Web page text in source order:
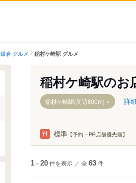
鎌倉 グルメ 稲村ケ崎駅 グルメ
稲村ケ崎駅のお
稲村ケ崎駅(周辺800m) 詳
標準【予約・PR店舗優先順】
1～20件を表示 ／ 全 63件